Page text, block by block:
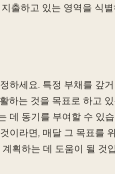
출하고 있는 영역을 식
하세요. 특정 부채를 갚
하는 것을 목표로 하고
데 동기를 부여할 수 있
이라면, 매달 그 목표를
획하는 데 도움이 될 것